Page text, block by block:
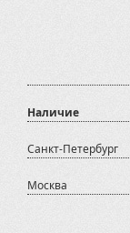
Наличие
Санкт-Петербург
Москва